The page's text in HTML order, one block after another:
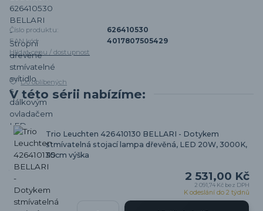
Číslo produktu:
626410530
EAN kód:
4017807505429
Hlídat cenu / dostupnost
Do oblíbených
V této sérii nabízíme:
Trio Leuchten 426410130 BELLARI - Dotykem
stmívatelná stojací lampa dřevěná, LED 20W, 3000K,
115cm výška
2 531,00 Kč
2 091,74 Kč bez DPH
K odeslání do 2 týdnů